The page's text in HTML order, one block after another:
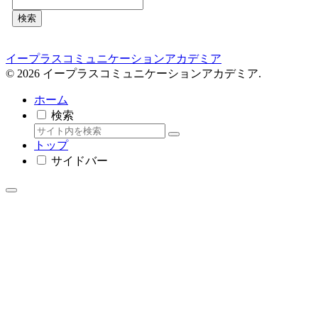
検索
イープラスコミュニケーションアカデミア
© 2026 イープラスコミュニケーションアカデミア.
ホーム
検索
トップ
サイドバー